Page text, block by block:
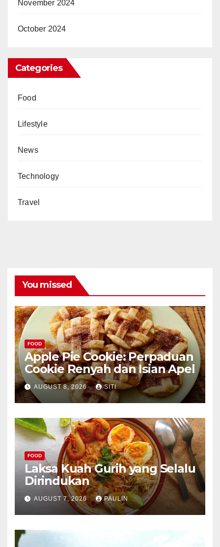
November 2024
October 2024
Categories
Food
Lifestyle
News
Technology
Travel
You missed
FOOD
Apple Pie Cookie: Perpaduan
Cookie Renyah dan Isian Apel
AUGUST 8, 2026 SITI
FOOD
Laksa Kuah Gurih yang Selalu
Dirindukan
AUGUST 7, 2026 PAULIN